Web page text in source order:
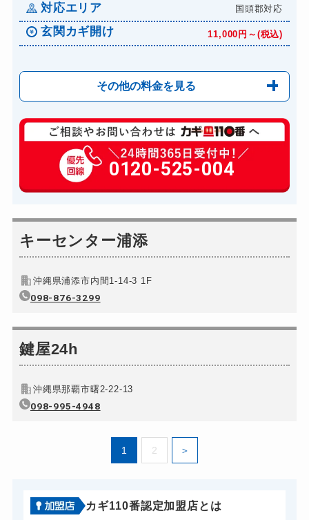
対応エリア 国頭郡対応
玄関カギ開け 11,000円～(税込)
その他の料金を見る
玄関カギ修理 6,600円～(税込)
玄関カギ作成 14,300円～(税込)
玄関カギ交換 14,300円～(税込)
バイクカギ開け
バイクカギ作成
スーツケースカギ開け
金庫カギ開け
金庫カギ修理
ロッカーカギ開け
ドアノブカギ作成
0120-525-004
キーセンター浦添
沖縄県浦添市内間1-14-3 1F
098-876-3299
鍵屋24h
沖縄県那覇市曙2-22-13
098-995-4948
1 2
カギ110番認定加盟店とは